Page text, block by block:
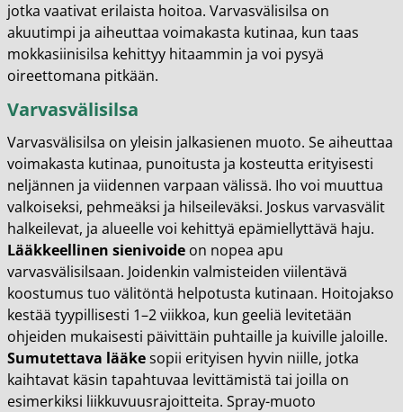
jotka vaativat erilaista hoitoa. Varvasvälisilsa on
akuutimpi ja aiheuttaa voimakasta kutinaa, kun taas
mokkasiinisilsa kehittyy hitaammin ja voi pysyä
oireettomana pitkään.
Varvasvälisilsa
Varvasvälisilsa on yleisin jalkasienen muoto. Se aiheuttaa
voimakasta kutinaa, punoitusta ja kosteutta erityisesti
neljännen ja viidennen varpaan välissä. Iho voi muuttua
valkoiseksi, pehmeäksi ja hilseileväksi. Joskus varvasvälit
halkeilevat, ja alueelle voi kehittyä epämiellyttävä haju.
Lääkkeellinen sienivoide on nopea apu
varvasvälisilsaan. Joidenkin valmisteiden viilentävä
koostumus tuo välitöntä helpotusta kutinaan. Hoitojakso
kestää tyypillisesti 1–2 viikkoa, kun geeliä levitetään
ohjeiden mukaisesti päivittäin puhtaille ja kuiville jaloille.
Sumutettava lääkesopii erityisen hyvin niille, jotka
kaihtavat käsin tapahtuvaa levittämistä tai joilla on
esimerkiksi liikkuvuusrajoitteita. Spray-muoto